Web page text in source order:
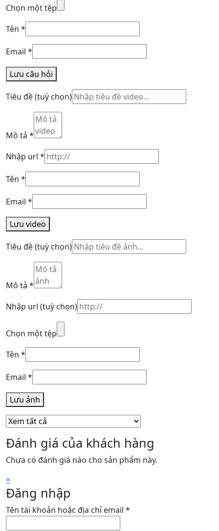
Chọn một tệp
Tên *
Email *
Lưu câu hỏi
Tiêu đề(tuỳ chọn)
Mô tả *
Nhập url *
Tên *
Email *
Lưu video
Tiêu đề(tuỳ chọn)
Mô tả *
Nhập url (tuỳ chọn)
Chọn một tệp
Tên *
Email *
Lưu ảnh
Đánh giá của khách hàng
Chưa có đánh giá nào cho sản phẩm này.
×
Đăng nhập
Tên tài khoản hoặc địa chỉ email *